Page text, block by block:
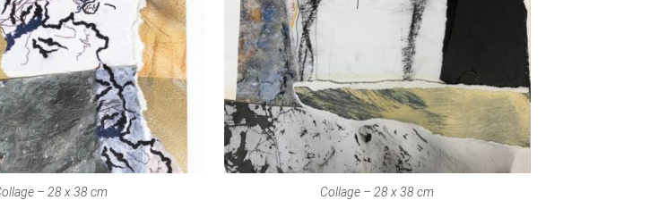
– 28 x 38 cm Collage – 28 x 38 cm